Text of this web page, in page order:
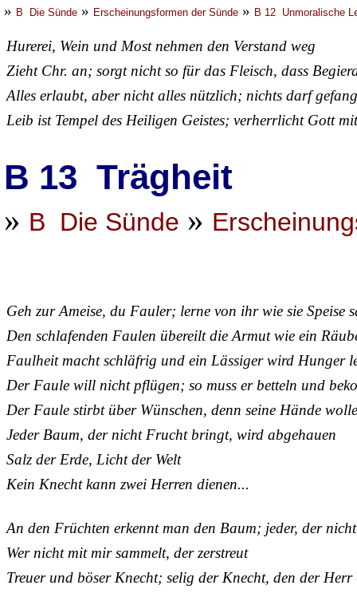
» B Die Sünde » Erscheinungsformen der Sünde » B 12 Unmoralische
Hurerei, Wein und Most nehmen den Verstand weg
Zieht Chr. an; sorgt nicht so für das Fleisch, dass
Alles erlaubt, aber nicht alles nützlich; nichts darf
Leib ist Tempel des Heiligen Geistes; verherrlicht Gott
B 13 Trägheit
» B Die Sünde »
Geh zur Ameise, du Fauler; lerne von ihr wie sie Speise
Den schlafenden Faulen übereilt die Armut wie ein
Faulheit macht schläfrig und ein Lässiger wird Hunger
Der Faule will nicht pflügen; so muss er betteln und
Der Faule stirbt über Wünschen, denn seine Hände
Jeder Baum, der nicht Frucht bringt, wird abgehauen
Salz der Erde, Licht der Welt
Kein Knecht kann zwei Herren dienen...
An den Früchten erkennt man den Baum; jeder, der
Wer nicht mit mir sammelt, der zerstreut
Treuer und böser Knecht; selig der Knecht, den der Herr